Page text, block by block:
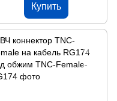
Купить